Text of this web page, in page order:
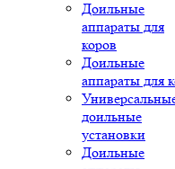
Доильные
аппараты для
коров
Доильные
аппараты для
доильные
установки
Доильные